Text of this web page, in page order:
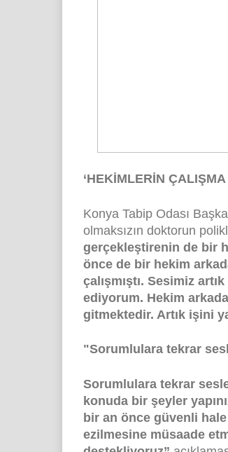
‘HEKİMLERİN
Konya Tabip Odası
olmaksızın doktorun
gerçekleştirenin de bir
önce de bir hekim
çalışmıştı. Sesimiz
ediyorum. Hekim
gitmektedir. Artık işini
"Sorumlulara tekrar
Sorumlulara tekrar
konuda bir şeyler
bir an önce güvenli hale
ezilmesine müsaade